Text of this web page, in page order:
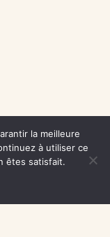
la meilleure
à utiliser ce
êtes satisfait.